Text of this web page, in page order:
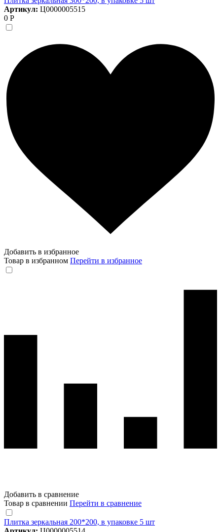
Артикул: Ц0000005515
0 Р
Добавить в избранное
Товар в избранном Перейти в избранное
Добавить в сравнение
Товар в сравнении Перейти в сравнение
Плитка зеркальная 200*200, в упаковке 5 шт